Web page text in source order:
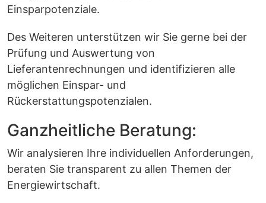
Einsparpotenziale.
Des Weiteren unterstützen wir Sie gerne bei der
Prüfung und Auswertung von
Lieferantenrechnungen und identifizieren alle
möglichen Einspar- und
Rückerstattungspotenzialen.
Ganzheitliche Beratung:
Wir analysieren Ihre individuellen Anforderungen,
beraten Sie transparent zu allen Themen der
Energiewirtschaft.